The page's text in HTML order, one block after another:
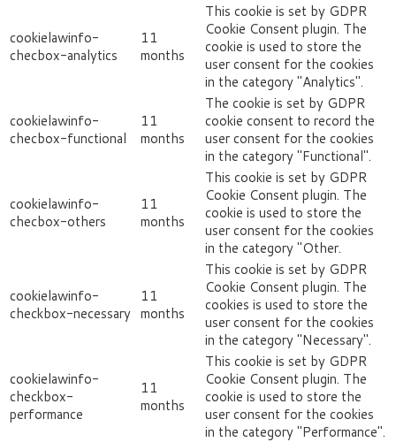
cookielawinfo-
checbox-analytics
11
months
This cookie is set by GDPR
Cookie Consent plugin. The
cookie is used to store the
user consent for the cookies
in the category "Analytics".
cookielawinfo-
checbox-functional
11
months
The cookie is set by GDPR
cookie consent to record the
user consent for the cookies
in the category "Functional".
cookielawinfo-
checbox-others
11
months
This cookie is set by GDPR
Cookie Consent plugin. The
cookie is used to store the
user consent for the cookies
in the category "Other.
cookielawinfo-
checkbox-necessary
11
months
This cookie is set by GDPR
Cookie Consent plugin. The
cookies is used to store the
user consent for the cookies
in the category "Necessary".
cookielawinfo-
checkbox-
performance
11
months
This cookie is set by GDPR
Cookie Consent plugin. The
cookie is used to store the
user consent for the cookies
in the category "Performance".